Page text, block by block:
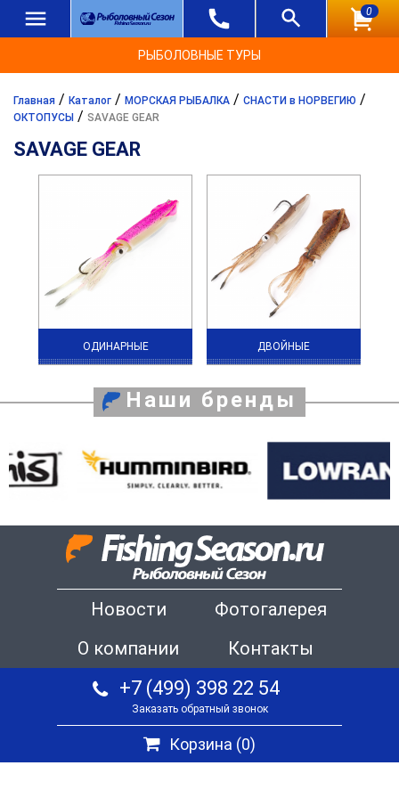
0
РЫБОЛОВНЫЕ ТУРЫ
Главная / Каталог / МОРСКАЯ РЫБАЛКА / СНАСТИ в НОРВЕГИЮ /
ОКТОПУСЫ / SAVAGE GEAR
SAVAGE GEAR
ОДИНАРНЫЕ ДВОЙНЫЕ
Наши бренды
Новости
Фотогалерея
О компании
Контакты
+7 (499) 398 22 54
Заказать обратный звонок
Корзина (0)